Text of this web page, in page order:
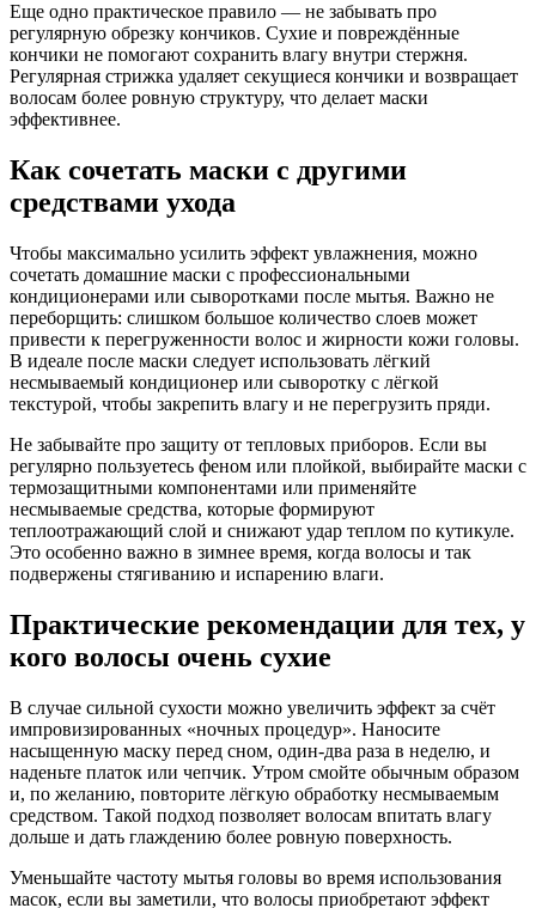
Еще одно практическое правило — не забывать про
регулярную обрезку кончиков. Сухие и повреждённые
кончики не помогают сохранить влагу внутри стержня.
Регулярная стрижка удаляет секущиеся кончики и возвращает
волосам более ровную структуру, что делает маски
эффективнее.
Как сочетать маски с другими
средствами ухода
Чтобы максимально усилить эффект увлажнения, можно
сочетать домашние маски с профессиональными
кондиционерами или сыворотками после мытья. Важно не
переборщить: слишком большое количество слоев может
привести к перегруженности волос и жирности кожи головы.
В идеале после маски следует использовать лёгкий
несмываемый кондиционер или сыворотку с лёгкой
текстурой, чтобы закрепить влагу и не перегрузить пряди.
Не забывайте про защиту от тепловых приборов. Если вы
регулярно пользуетесь феном или плойкой, выбирайте маски с
термозащитными компонентами или применяйте
несмываемые средства, которые формируют
теплоотражающий слой и снижают удар теплом по кутикуле.
Это особенно важно в зимнее время, когда волосы и так
подвержены стягиванию и испарению влаги.
Практические рекомендации для тех, у
кого волосы очень сухие
В случае сильной сухости можно увеличить эффект за счёт
импровизированных «ночных процедур». Наносите
насыщенную маску перед сном, один-два раза в неделю, и
наденьте платок или чепчик. Утром смойте обычным образом
и, по желанию, повторите лёгкую обработку несмываемым
средством. Такой подход позволяет волосам впитать влагу
дольше и дать глаждению более ровную поверхность.
Уменьшайте частоту мытья головы во время использования
масок, если вы заметили, что волосы приобретают эффект